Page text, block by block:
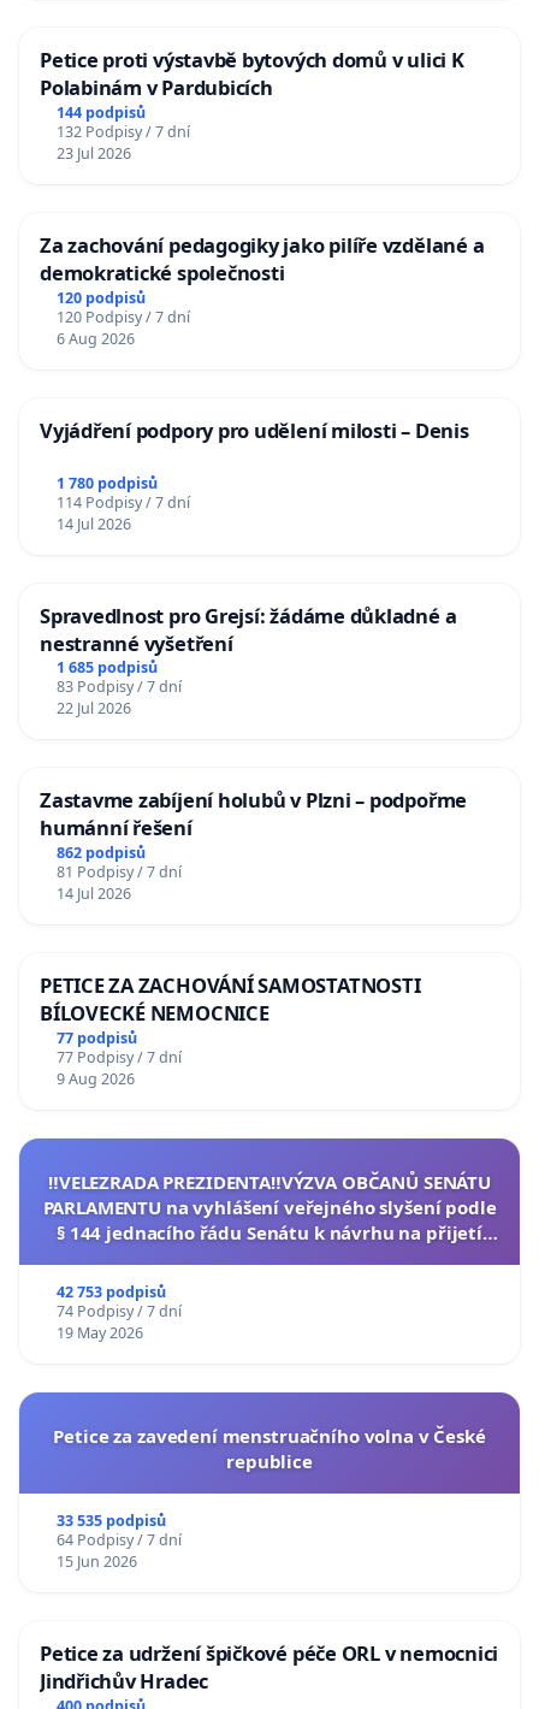
Petice proti výstavbě bytových domů v ulici K
Polabinám v Pardubicích
144 podpisů
132 Podpisy / 7 dní
23 Jul 2026
Za zachování pedagogiky jako pilíře vzdělané a
demokratické společnosti
120 podpisů
120 Podpisy / 7 dní
6 Aug 2026
Vyjádření podpory pro udělení milosti – Denis
1 780 podpisů
114 Podpisy / 7 dní
14 Jul 2026
Spravedlnost pro Grejsí: žádáme důkladné a
nestranné vyšetření
1 685 podpisů
83 Podpisy / 7 dní
22 Jul 2026
Zastavme zabíjení holubů v Plzni – podpořme
humánní řešení
862 podpisů
81 Podpisy / 7 dní
14 Jul 2026
PETICE ZA ZACHOVÁNÍ SAMOSTATNOSTI
BÍLOVECKÉ NEMOCNICE
77 podpisů
77 Podpisy / 7 dní
9 Aug 2026
‼️VELEZRADA PREZIDENTA‼️VÝZVA OBČANŮ SENÁTU
PARLAMENTU na vyhlášení veřejného slyšení podle
§ 144 jednacího řádu Senátu k návrhu na přijetí
42 753 podpisů
74 Podpisy / 7 dní
19 May 2026
Petice za zavedení menstruačního volna v České
republice
33 535 podpisů
64 Podpisy / 7 dní
15 Jun 2026
Petice za udržení špičkové péče ORL v nemocnici
Jindřichův Hradec